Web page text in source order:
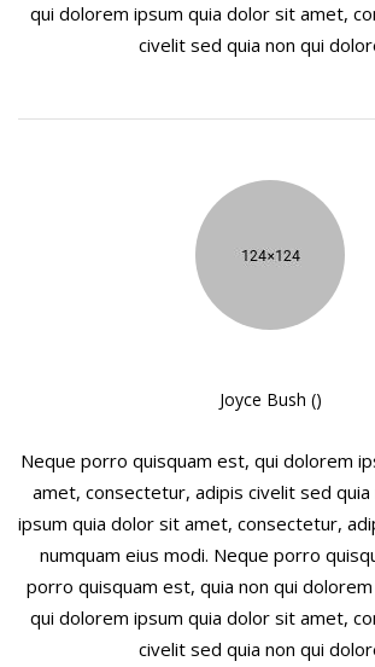
qui dolorem ipsum quia dolor sit amet,
civelit sed quia non qui
Joyce Bush ()
Neque porro quisquam est, qui dolorem
amet, consectetur, adipis civelit sed
ipsum quia dolor sit amet, consectetur,
numquam eius modi. Neque porro
porro quisquam est, quia non qui
qui dolorem ipsum quia dolor sit amet,
civelit sed quia non qui